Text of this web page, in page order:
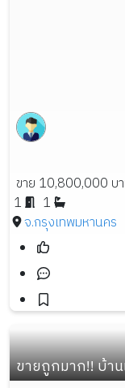
ขาย 10,800,000 บ
1
1
จ.กรุงเทพมหานคร
ขายถูกมาก!! บ้าน